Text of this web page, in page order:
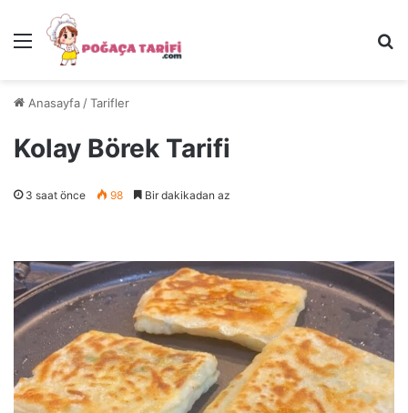
Menü
Anasayfa /Tarifler
Kolay Börek Tarifi
3 saat önce 98 Bir dakikadan az